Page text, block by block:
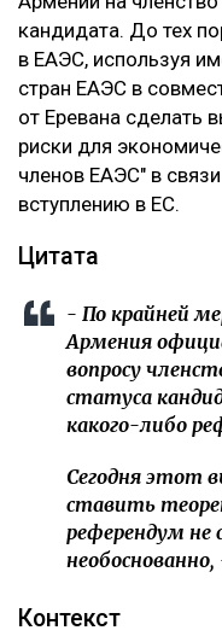
кандидата. До тех
в ЕАЭС, используя
стран ЕАЭС в
от Еревана сделать
риски для
членов ЕАЭС" в
вступлению в ЕС.
Цитата
- По крайней
Армения
вопросу
статуса
какого-либо
Сегодня этот
ставить
референдум не
Контекст